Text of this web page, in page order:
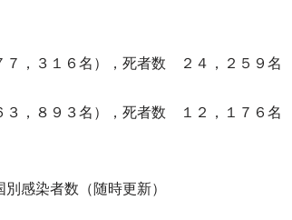
１６名），死者数 ２４，２５９名
８９３名），死者数 １２，１７６名
感染者数（随時更新）